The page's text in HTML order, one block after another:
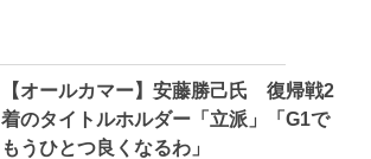
【オールカマー】安藤勝己氏 復帰戦2
着のタイトルホルダー「立派」「G1で
もうひとつ良くなるわ」